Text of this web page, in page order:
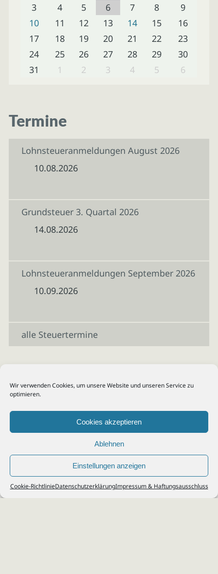
Wir verwenden Cookies, um unsere Website und unseren Service zu
optimieren.
Cookies akzeptieren
Ablehnen
Einstellungen anzeigen
Cookie-RichtlinieDatenschutzerklärungImpressum & Haftungsausschluss
3
4 5 6 7 8
9
10
11 12 13 14 15
16
17
18 19 20 21 22
23
24
25 26 27 28 29
30
31
1 2 3 4 5 6
Termine
Lohnsteueranmeldungen August 2026
10.08.2026
Grundsteuer 3. Quartal 2026
14.08.2026
Lohnsteueranmeldungen September 2026
10.09.2026
alle Steuertermine
© 2026Steuerberater Kempf, Köln - Steuerberatung Poll, Porz, Deutz, Mülheim,